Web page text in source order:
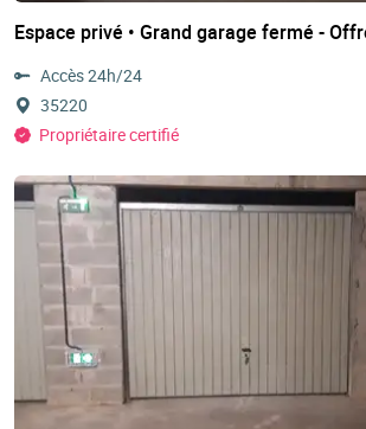
Espace privé • Grand garage fermé -
Accès 24h/24
35220
Propriétaire certifié